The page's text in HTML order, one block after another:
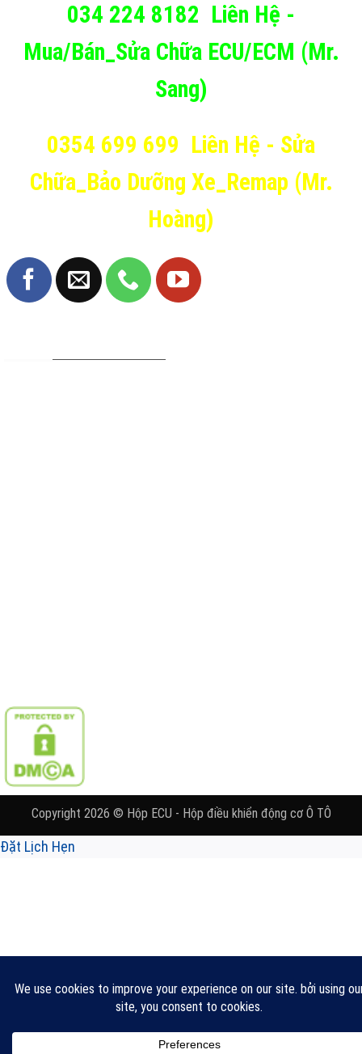
034 224 8182 Liên Hệ -
Mua/Bán_Sửa Chữa ECU/ECM (Mr.
Sang)
0354 699 699 Liên Hệ - Sửa
Chữa_Bảo Dưỡng Xe_Remap (Mr.
Hoàng)
Copyright 2026 © Hộp ECU - Hộp điều khiển động cơ Ô TÔ
Đặt Lịch Hẹn